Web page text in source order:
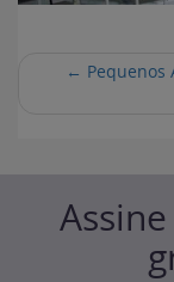
← Pequenos